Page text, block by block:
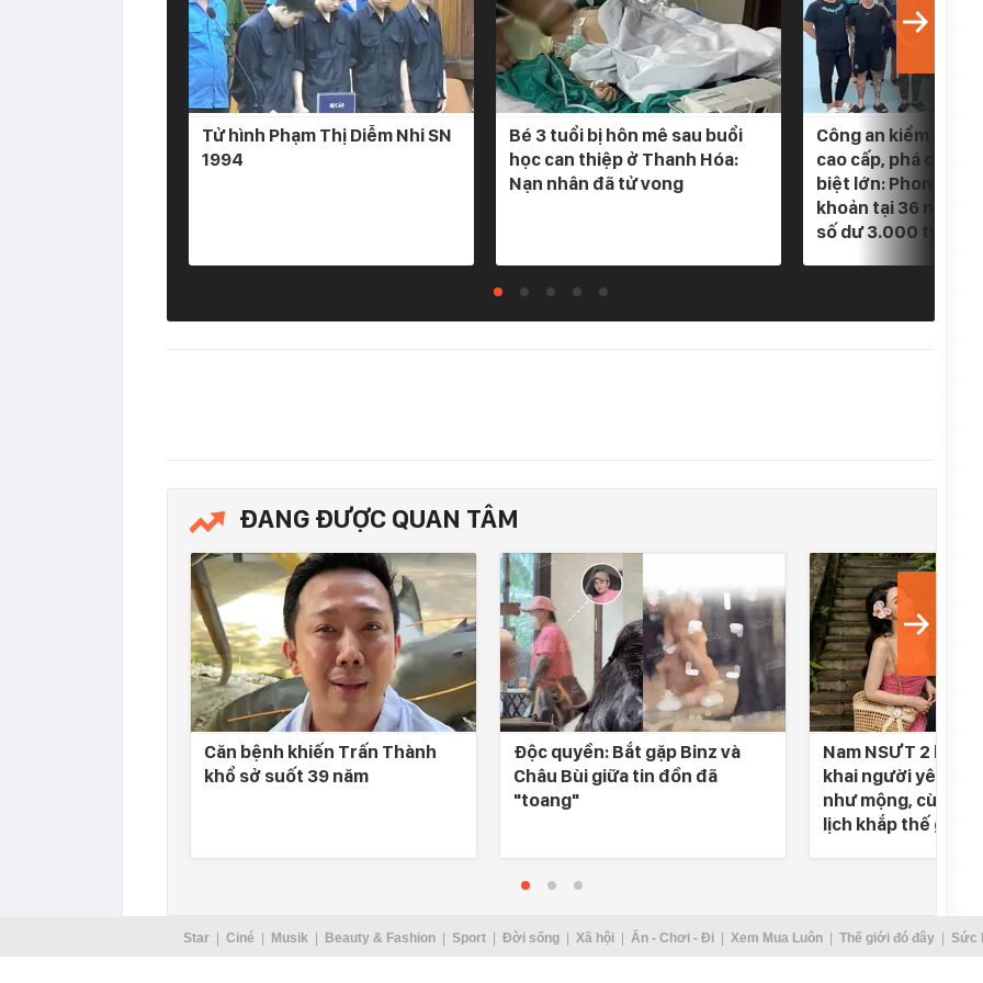
Tử hình Phạm Thị Diễm Nhi SN
1994
Bé 3 tuổi bị hôn mê sau buổi
học can thiệp ở Thanh Hóa:
Nạn nhân đã tử vong
Công an kiểm tra 5
cao cấp, phá
biệt lớn: Phong tỏa
khoản tại 36 ngân
số dư 3.000 tỷ
ĐANG ĐƯỢC QUAN TÂM
Căn bệnh khiến Trấn Thành
khổ sở suốt 39 năm
Độc quyền: Bắt gặp Binz và
Châu Bùi giữa tin đồn đã
"toang"
Nam NSƯT 2 lần
khai người yêu SN
như mộng, cùng
lịch khắp thế gian
Star Ciné Musik Beauty & Fashion Sport Đời sống Xã hội Ăn - Chơi - Đi Xem Mua Luôn Thế giới đó đây Sức